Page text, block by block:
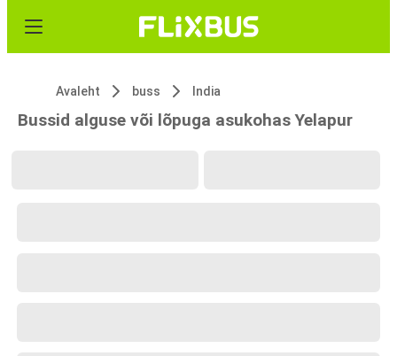
Avaleht buss India
Bussid alguse või lõpuga asukohas Yelapur